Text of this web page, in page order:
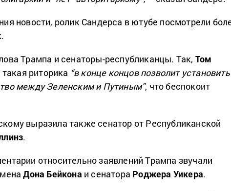
новости, ролик Сандерса в ютубе посмотрели
Трампа и сенаторы-республиканцы. Так, Том
такая риторика “в конце концов позволит установить
между Зеленским и Путиным”, что беспокоит
выразила также сенатор от Республиканской
.
относительно заявлений Трампа звучали
Дона Бейкона и сенатора Роджера Уикера.